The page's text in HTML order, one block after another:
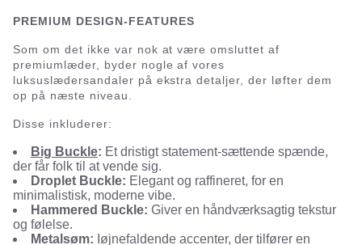
PREMIUM DESIGN-FEATURES
Som om det ikke var nok at være omsluttet af
premiumlæder, byder nogle af vores
luksuslædersandaler på ekstra detaljer, der løfter dem
op på næste niveau.
Disse inkluderer:
Big Buckle: Et dristigt statement-sættende spænde,
der får folk til at vende sig.
Droplet Buckle: Elegant og raffineret, for en
minimalistisk, moderne vibe.
Hammered Buckle: Giver en håndværksagtig tekstur
og følelse.
Metalsøm: Iøjnefaldende accenter, der tilfører en